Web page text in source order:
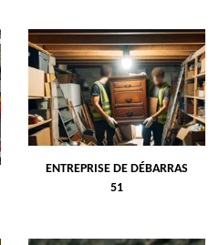
ENTREPRISE DE DÉBARRAS
51